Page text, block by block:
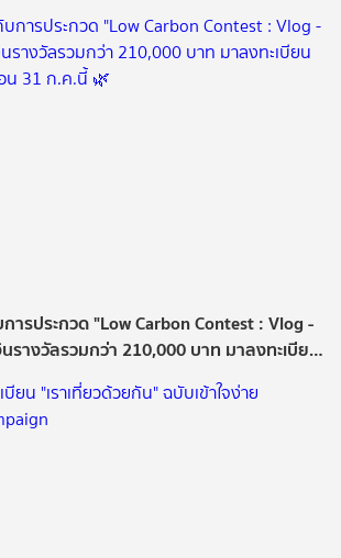
ารประกวด "Low Carbon Contest : Vlog -
รางวัลรวมกว่า 210,000 บาท มาลงทะเบียน
31 ก.ค.นี้ 🌿